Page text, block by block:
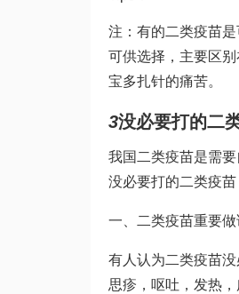
注：有的二类疫苗
可供选择，主要区
宝多扎针的痛苦。
3没必要打的二
我国二类疫苗是需
没必要打的二类疫苗
一、二类疫苗重要做
有人认为二类疫苗
思疹，呕吐，发热，